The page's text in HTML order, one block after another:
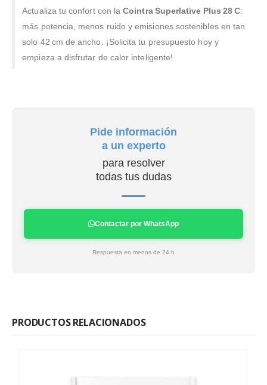
Actualiza tu confort con laCointra Superlative Plus 28 C:
más potencia, menos ruido y emisiones sostenibles en tan
solo 42 cm de ancho. ¡Solicita tu presupuesto hoy y
empieza a disfrutar de calor inteligente!
Pide información
a un experto
para resolver
todas tus dudas
Contactar por WhatsApp
Respuesta en menos de 24 h
PRODUCTOS RELACIONADOS